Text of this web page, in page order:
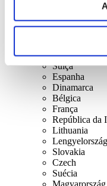
Reino Unido
Suíça
Espanha
Dinamarca
Bélgica
França
República da
Lithuania
Lengyelország
Slovakia
Czech
Suécia
Magyarország